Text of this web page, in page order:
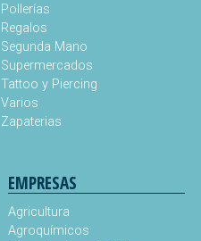
Pollerías
Regalos
Segunda Mano
Supermercados
Tattoo y Piercing
Varios
Zapaterias
EMPRESAS
Agricultura
Agroquímicos